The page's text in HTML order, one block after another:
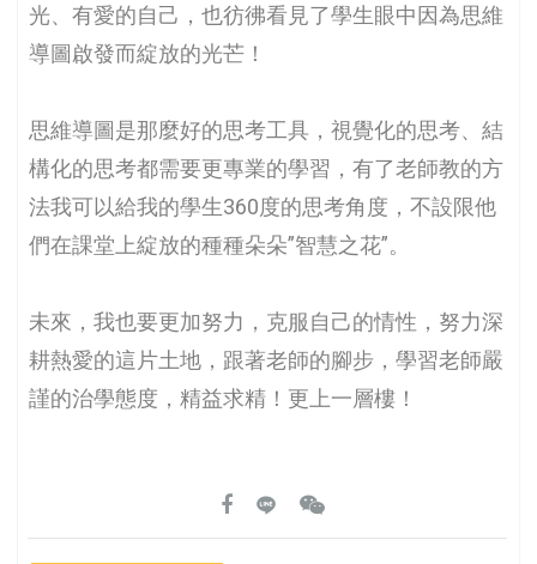
光、有愛的自己，也彷彿看見了學生眼中因為思維
導圖啟發而綻放的光芒！
思維導圖是那麼好的思考工具，視覺化的思考、結
構化的思考都需要更專業的學習，有了老師教的方
法我可以給我的學生360度的思考角度，不設限他
們在課堂上綻放的種種朵朵”智慧之花”。
未來，我也要更加努力，克服自己的情性，努力深
耕熱愛的這片土地，跟著老師的腳步，學習老師嚴
謹的治學態度，精益求精！更上一層樓！